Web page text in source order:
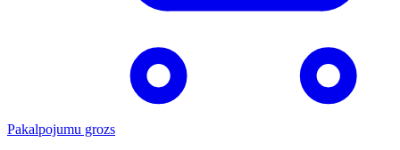
Pakalpojumu grozs